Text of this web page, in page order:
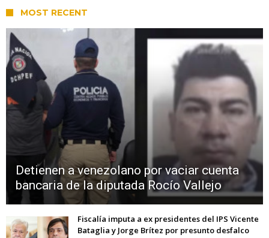
MOST RECENT
Detienen a venezolano por vaciar cuenta
bancaria de la diputada Rocío Vallejo
Fiscalía imputa a ex presidentes del IPS Vicente
Bataglia y Jorge Brítez por presunto desfalco